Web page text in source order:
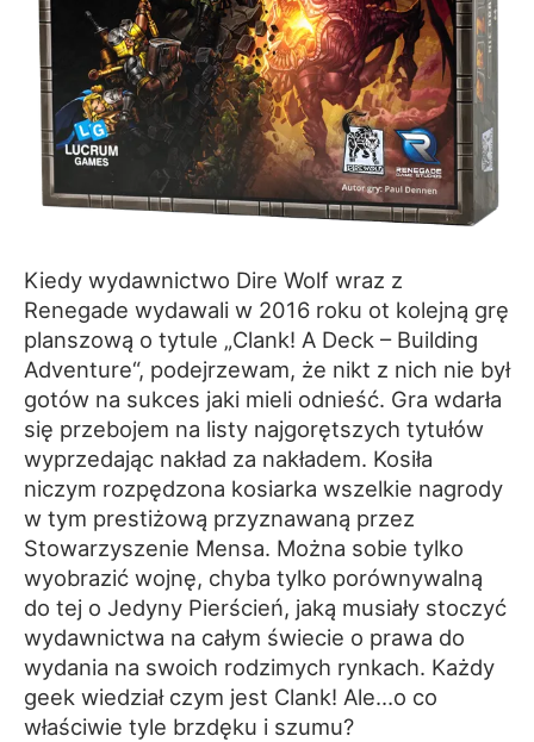
Kiedy wydawnictwo Dire Wolf wraz z
Renegade wydawali w 2016 roku ot kolejną grę
planszową o tytule „Clank! A Deck – Building
Adventure“, podejrzewam, że nikt z nich nie był
gotów na sukces jaki mieli odnieść. Gra wdarła
się przebojem na listy najgorętszych tytułów
wyprzedając nakład za nakładem. Kosiła
niczym rozpędzona kosiarka wszelkie nagrody
w tym prestiżową przyznawaną przez
Stowarzyszenie Mensa. Można sobie tylko
wyobrazić wojnę, chyba tylko porównywalną
do tej o Jedyny Pierścień, jaką musiały stoczyć
wydawnictwa na całym świecie o prawa do
wydania na swoich rodzimych rynkach. Każdy
geek wiedział czym jest Clank! Ale…o co
właściwie tyle brzdęku i szumu?